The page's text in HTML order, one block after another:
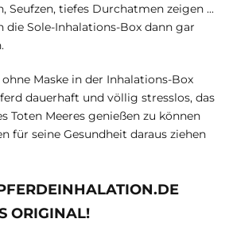
Seufzen, tiefes Durchatmen zeigen ...
die Sole-Inhalations-Box dann gar
Maske in der Inhalations-Box
dauerhaft und völlig stresslos, das
Toten Meeres genießen zu können
für seine Gesundheit daraus ziehen
ORIGINAL!